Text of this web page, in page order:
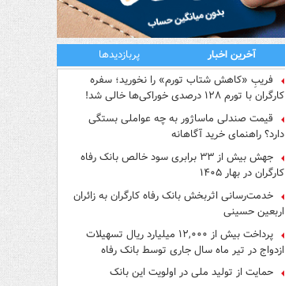
آخرین اخبار
پربازدیدها
فریبِ «کاهش شتاب تورم» را نخورید؛ سفره
کارگران با تورم ۱۲۸ درصدی خوراکی‌ها خالی شد!
قیمت صندلی ماساژور به چه عواملی بستگی
دارد؟ راهنمای خرید آگاهانه
جهش بیش از ۳۳ برابری سود خالص بانک رفاه
کارگران در بهار ۱۴۰۵
خدمت‌رسانی اثربخش بانک رفاه کارگران به زائران
اربعین حسینی
پرداخت بیش از ۱۲,۰۰۰ میلیارد ریال تسهیلات
ازدواج در تیر ماه سال جاری توسط بانک رفاه
کارگران
حمایت از تولید ملی در اولویت این بانک